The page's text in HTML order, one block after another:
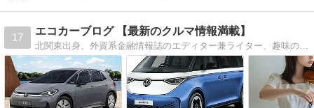
17
エコカーブログ 【最新のクルマ情報満載】
北関東出身、外資系金融情報誌のエディター兼ライター、趣味のレース観戦、二輪や四輪の乗り物が大好きな通称 『エディ』 (でも生粋の日本人) のブログ。最新の自動車関連ニュースやレース情報なども提供します。 #エコカーブログ『フォロー』大歓迎！